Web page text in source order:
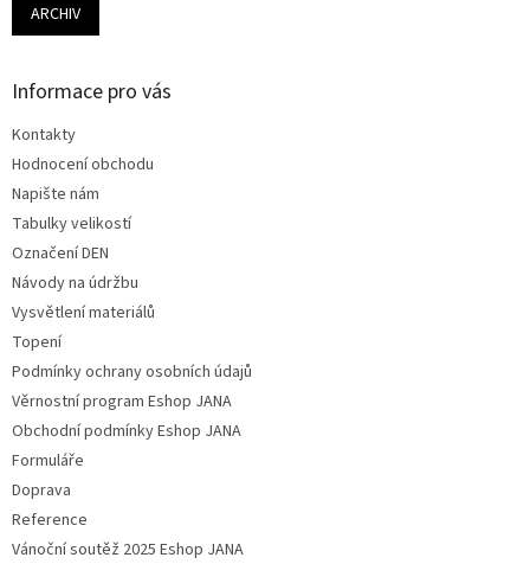
ARCHIV
Informace pro vás
Kontakty
Hodnocení obchodu
Napište nám
Tabulky velikostí
Označení DEN
Návody na údržbu
Vysvětlení materiálů
Topení
Podmínky ochrany osobních údajů
Věrnostní program Eshop JANA
Obchodní podmínky Eshop JANA
Formuláře
Doprava
Reference
Vánoční soutěž 2025 Eshop JANA